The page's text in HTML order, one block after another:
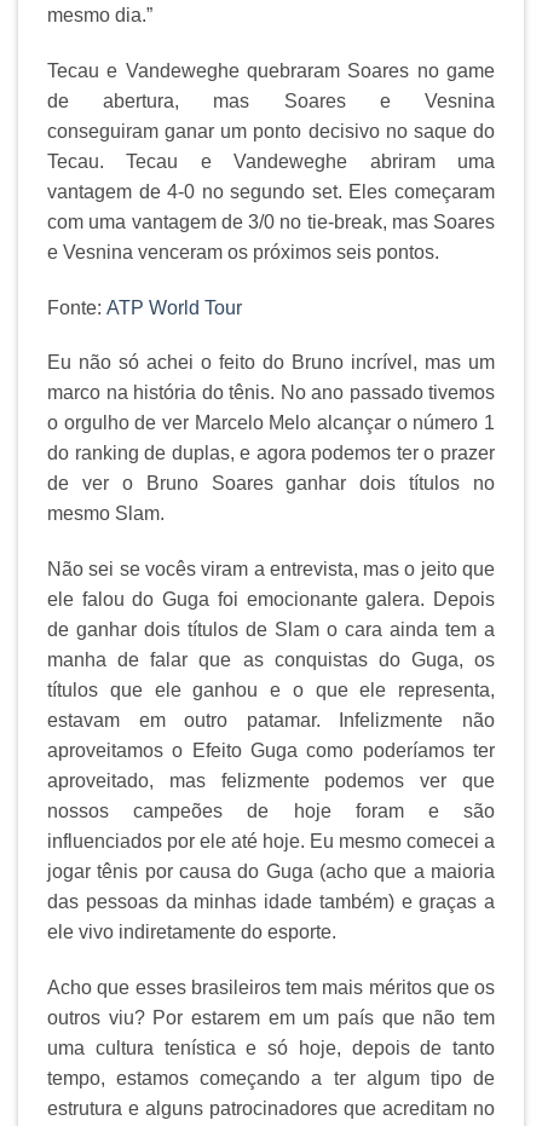
mesmo dia.”
Tecau e Vandeweghe quebraram Soares no game
de abertura, mas Soares e Vesnina
conseguiram ganar um ponto decisivo no saque do
Tecau. Tecau e Vandeweghe abriram uma
vantagem de 4-0 no segundo set. Eles começaram
com uma vantagem de 3/0 no tie-break, mas Soares
e Vesnina venceram os próximos seis pontos.
Fonte: ATP World Tour
Eu não só achei o feito do Bruno incrível, mas um
marco na história do tênis. No ano passado tivemos
o orgulho de ver Marcelo Melo alcançar o número 1
do ranking de duplas, e agora podemos ter o prazer
de ver o Bruno Soares ganhar dois títulos no
mesmo Slam.
Não sei se vocês viram a entrevista, mas o jeito que
ele falou do Guga foi emocionante galera. Depois
de ganhar dois títulos de Slam o cara ainda tem a
manha de falar que as conquistas do Guga, os
títulos que ele ganhou e o que ele representa,
estavam em outro patamar. Infelizmente não
aproveitamos o Efeito Guga como poderíamos ter
aproveitado, mas felizmente podemos ver que
nossos campeões de hoje foram e são
influenciados por ele até hoje. Eu mesmo comecei a
jogar tênis por causa do Guga (acho que a maioria
das pessoas da minhas idade também) e graças a
ele vivo indiretamente do esporte.
Acho que esses brasileiros tem mais méritos que os
outros viu? Por estarem em um país que não tem
uma cultura tenística e só hoje, depois de tanto
tempo, estamos começando a ter algum tipo de
estrutura e alguns patrocinadores que acreditam no